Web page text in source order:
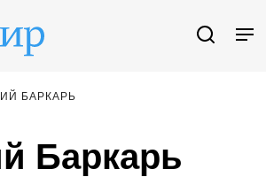
БАРКАРЬ
Баркарь